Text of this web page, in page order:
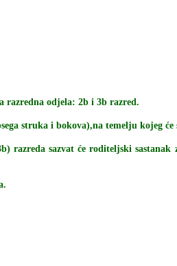
razredna odjela: 2b i 3b razred.
struka i bokova),na temelju kojeg
sazvat će roditeljski